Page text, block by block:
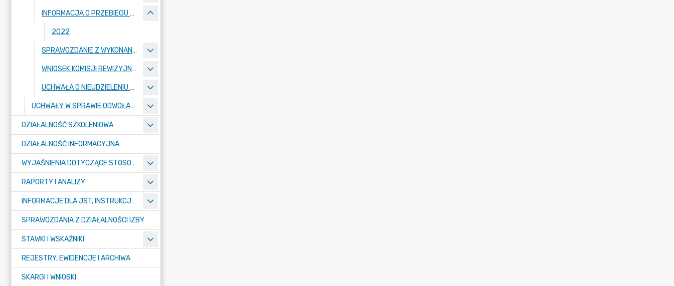
INFORMACJA O PRZEBIEGU WYKONANIA BUDŻETU ZA I PÓŁROCZE
2022
SPRAWOZDANIE Z WYKONANIA BUDŻETU
WNIOSEK KOMISJI REWIZYJNEJ W SPRAWIE ABSOLUTORIUM
UCHWAŁA O NIEUDZIELENIU ABSOLUTORIUM
UCHWAŁY W SPRAWIE ODWOŁANIA OD OPINII
DZIAŁALNOŚĆ SZKOLENIOWA
DZIAŁALNOŚĆ INFORMACYJNA
WYJAŚNIENIA DOTYCZĄCE STOSOWANIA PRZEPISÓW O FINANSACH PUBLICZNYCH
RAPORTY I ANALIZY
INFORMACJE DLA JST, INSTRUKCJE, SPRAWOZDAWCZOŚĆ
SPRAWOZDANIA Z DZIAŁALNOŚCI IZBY
STAWKI I WSKAŹNIKI
REJESTRY, EWIDENCJE I ARCHIWA
SKARGI I WNIOSKI